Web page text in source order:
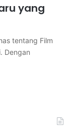
yang
tentang Film
Dengan